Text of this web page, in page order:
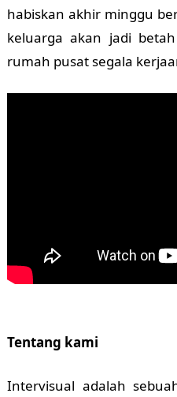
habiskan akhir minggu
keluarga akan jadi
rumah pusat segala
Tentang kami
Intervisual adalah